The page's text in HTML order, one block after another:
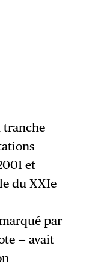
tranche
et
du XXIe
par
— avait